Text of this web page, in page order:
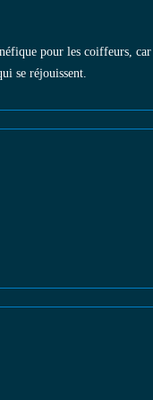
pour les coiffeurs,
se réjouissent.